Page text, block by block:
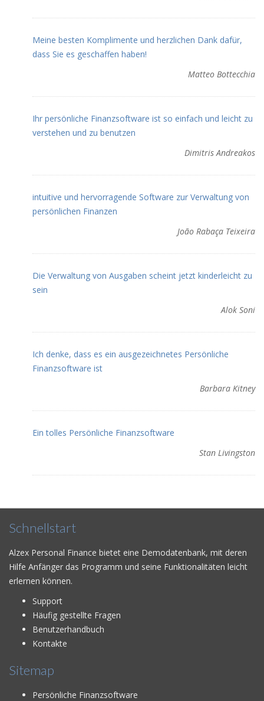
Meine besten Komplimente und herzlichen Dank dafür,
dass Sie es geschaffen haben!
Matteo Bottecchia
Ihr persönliche Finanzsoftware ist so einfach und leicht zu
verstehen und zu benutzen
Dimitris Andreakos
intuitive und hervorragende Software zur Verwaltung von
persönlichen Finanzen
João Rabaça Teixeira
Die Verwaltung von Ausgaben scheint jetzt kinderleicht zu
sein
Alok Soni
Ich denke, dass es ein ausgezeichnetes Persönliche
Finanzsoftware ist
Barbara Kitney
Ein tolles Persönliche Finanzsoftware
Stan Livingston
Schnellstart
Alzex Personal Finance bietet eine Demodatenbank, mit deren
Hilfe Anfänger das Programm und seine Funktionalitäten leicht
erlernen können.
Support
Häufig gestellte Fragen
Benutzerhandbuch
Kontakte
Sitemap
Persönliche Finanzsoftware